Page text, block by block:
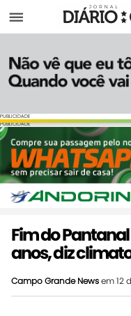
Menu
PUBLICIDADE
PUBLICIDADE
Fim do
anos, diz
Campo Grande Newsem 12